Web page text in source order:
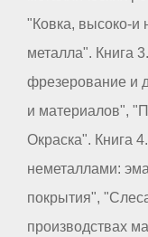
"Ковка, высоко-и
металла". Книга
фрезерование и
и материалов",
Окраска". Книга
неметаллами:
покрытия",
производствах